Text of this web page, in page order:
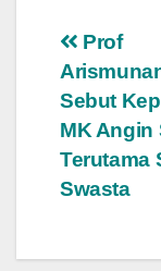
pos
Prof
Sebut
MK Angin
Terutama
Swasta